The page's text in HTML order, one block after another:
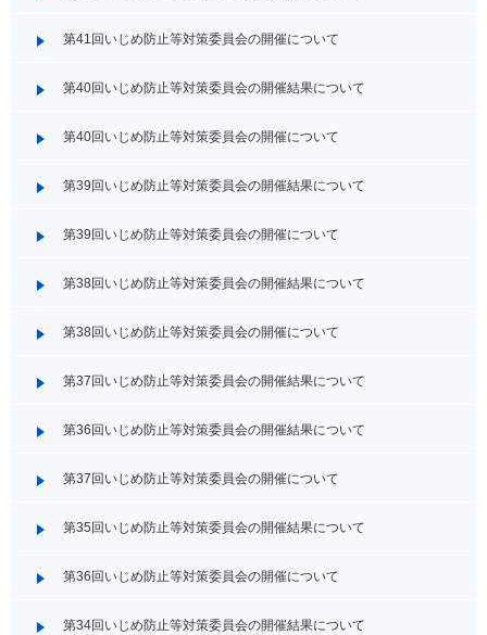
第41回いじめ防止等対策委員会の開催について
第40回いじめ防止等対策委員会の開催結果について
第40回いじめ防止等対策委員会の開催について
第39回いじめ防止等対策委員会の開催結果について
第39回いじめ防止等対策委員会の開催について
第38回いじめ防止等対策委員会の開催結果について
第38回いじめ防止等対策委員会の開催について
第37回いじめ防止等対策委員会の開催結果について
第36回いじめ防止等対策委員会の開催結果について
第37回いじめ防止等対策委員会の開催について
第35回いじめ防止等対策委員会の開催結果について
第36回いじめ防止等対策委員会の開催について
第34回いじめ防止等対策委員会の開催結果について